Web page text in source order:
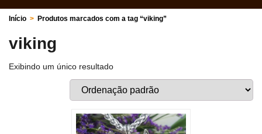
Início > Produtos marcados com a tag “viking”
viking
Exibindo um único resultado